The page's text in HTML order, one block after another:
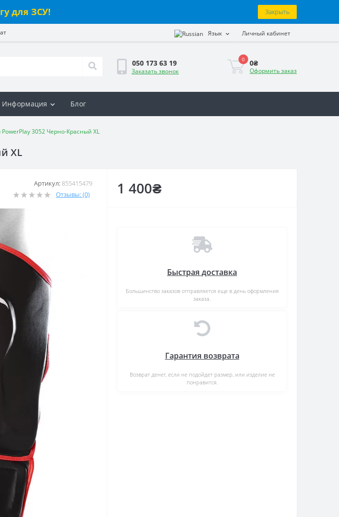
для ЗСУ! Закрыть
Язык Личный кабинет
050 173 63 19
Заказать звонок
0 0₴
Оформить заказ
Информация Блог
3052 Черно-Красный XL
XL
Артикул: 855415479
Отзывы: (0) 1 400₴
Быстрая доставка
Большинство заказов отправляется еще в день оформления
заказа.
Гарантия возврата
Возврат денег, если не подойдет размер, или изделие не
понравится.